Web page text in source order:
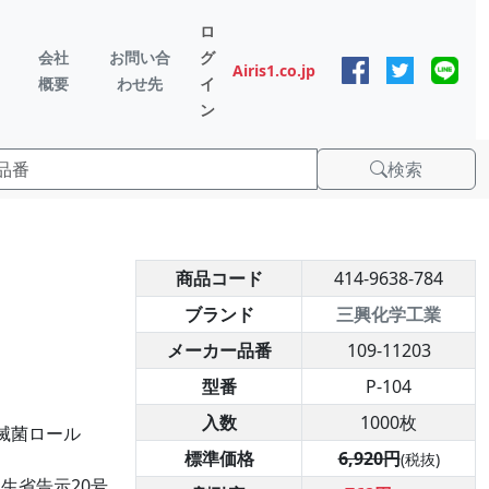
会社
概要
お問い合
わせ先
ロ
グ
イ
ン
Airis1.co.jp
検索
菌ロール
商品コード
414-9638-784
ブランド
三興化学工業
メーカー品番
109-11203
型番
P-104
入数
1000枚
標準価格
6,920円(税抜)